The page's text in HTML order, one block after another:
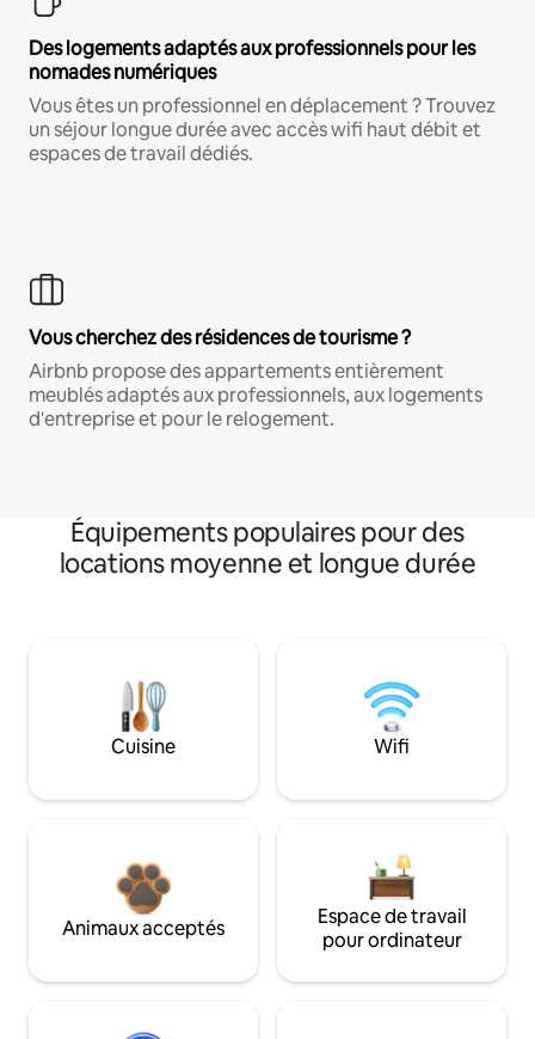
Des logements adaptés aux professionnels pour les
nomades numériques
Vous êtes un professionnel en déplacement ? Trouvez
un séjour longue durée avec accès wifi haut débit et
espaces de travail dédiés.
Vous cherchez des résidences de tourisme ?
Airbnb propose des appartements entièrement
meublés adaptés aux professionnels, aux logements
d'entreprise et pour le relogement.
Équipements populaires pour des
locations moyenne et longue durée
Cuisine Wifi
Animaux acceptés
Espace de travail
pour ordinateur